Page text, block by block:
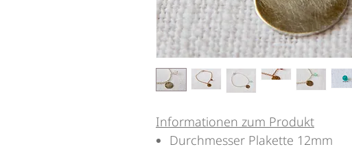
Informationen zum Produkt
Durchmesser Plakette 12mm